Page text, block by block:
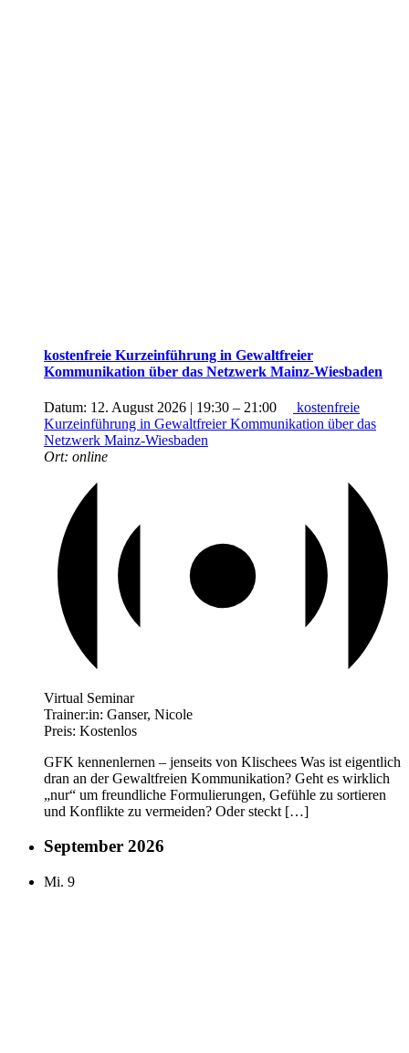
kostenfreie Kurzeinführung in Gewaltfreier
Kommunikation über das Netzwerk Mainz-Wiesbaden
Datum: 12. August 2026 | 19:30 – 21:00
kostenfreie
Kurzeinführung in Gewaltfreier Kommunikation über das
Netzwerk Mainz-Wiesbaden
Ort: online
Virtual Seminar
Trainer:in: Ganser, Nicole
Preis: Kostenlos
GFK kennenlernen – jenseits von Klischees Was ist eigentlich
dran an der Gewaltfreien Kommunikation? Geht es wirklich
„nur“ um freundliche Formulierungen, Gefühle zu sortieren
und Konflikte zu vermeiden? Oder steckt […]
September 2026
Mi. 9